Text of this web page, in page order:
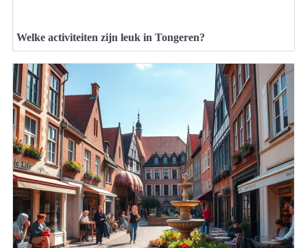
Welke activiteiten zijn leuk in Tongeren?